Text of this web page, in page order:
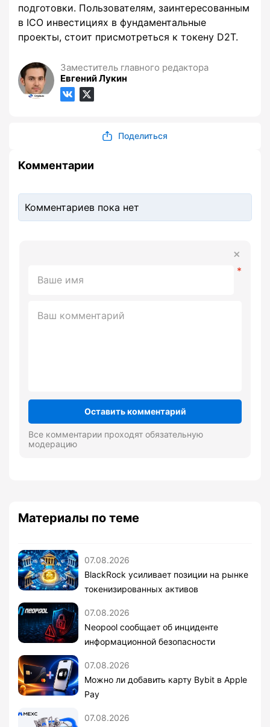
подготовки. Пользователям, заинтересованным
в ICO инвестициях в фундаментальные
проекты, стоит присмотреться к токену D2T.
Заместитель главного редактора
Евгений Лукин
Поделиться
Комментарии
Комментариев пока нет
Оставить комментарий
Все комментарии проходят обязательную
модерацию
Материалы по теме
07.08.2026
BlackRock усиливает позиции на рынке
токенизированных активов
07.08.2026
Neopool сообщает об инциденте
информационной безопасности
07.08.2026
Можно ли добавить карту Bybit в Apple
Pay
07.08.2026